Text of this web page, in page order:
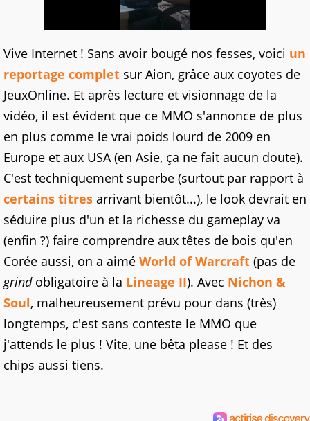
Vive Internet ! Sans avoir bougé nos fesses, voici un
reportage complet sur Aion, grâce aux coyotes de
JeuxOnline. Et après lecture et visionnage de la
vidéo, il est évident que ce MMO s'annonce de plus
en plus comme le vrai poids lourd de 2009 en
Europe et aux USA (en Asie, ça ne fait aucun doute).
C'est techniquement superbe (surtout par rapport à
certains titres arrivant bientôt...), le look devrait en
séduire plus d'un et la richesse du gameplay va
(enfin ?) faire comprendre aux têtes de bois qu'en
Corée aussi, on a aimé World of Warcraft (pas de
grindobligatoire à la Lineage II). Avec Nichon &
Soul, malheureusement prévu pour dans (très)
longtemps, c'est sans conteste le MMO que
j'attends le plus ! Vite, une bêta please ! Et des
chips aussi tiens.